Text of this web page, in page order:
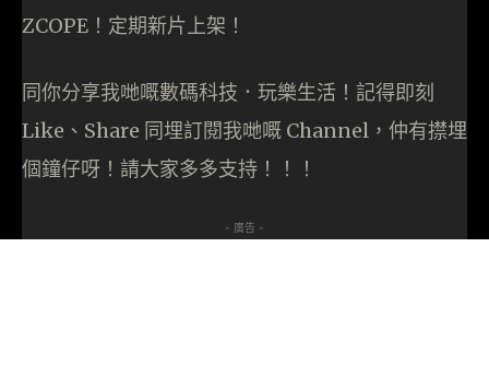
ZCOPE！定期新片上架！
同你分享我哋嘅數碼科技．玩樂生活！記得即刻
Like、Share 同埋訂閱我哋嘅 Channel，仲有㩒埋
個鐘仔呀！請大家多多支持！！！
- 廣告 -